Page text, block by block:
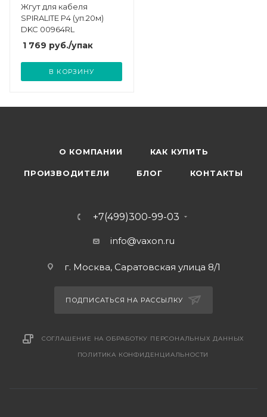
Жгут для кабеля
SPIRALITE P4 (уп.20м)
DKC 00964RL
1 769 руб./упак
В КОРЗИНУ
О КОМПАНИИ КАК КУПИТЬ
ПРОИЗВОДИТЕЛИ БЛОГ КОНТАКТЫ
+7(499)300-99-03
info@vaxon.ru
г. Москва, Саратовская улица 8/1
ПОДПИСАТЬСЯ НА РАССЫЛКУ
СОГЛАШЕНИЕ НА ОБРАБОТКУ ПЕРСОНАЛЬНЫХ ДАННЫХ
ПОЛИТИКА КОНФИДЕНЦИАЛЬНОСТИ